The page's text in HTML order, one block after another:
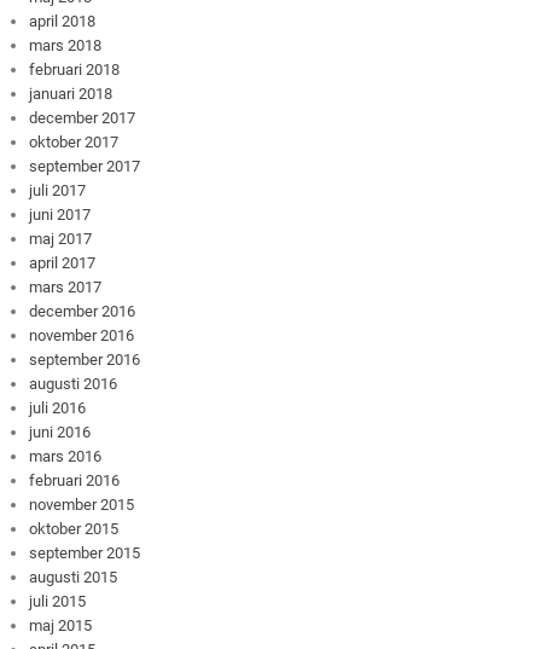
april 2018
mars 2018
februari 2018
januari 2018
december 2017
oktober 2017
september 2017
juli 2017
juni 2017
maj 2017
april 2017
mars 2017
december 2016
november 2016
september 2016
augusti 2016
juli 2016
juni 2016
mars 2016
februari 2016
november 2015
oktober 2015
september 2015
augusti 2015
juli 2015
maj 2015